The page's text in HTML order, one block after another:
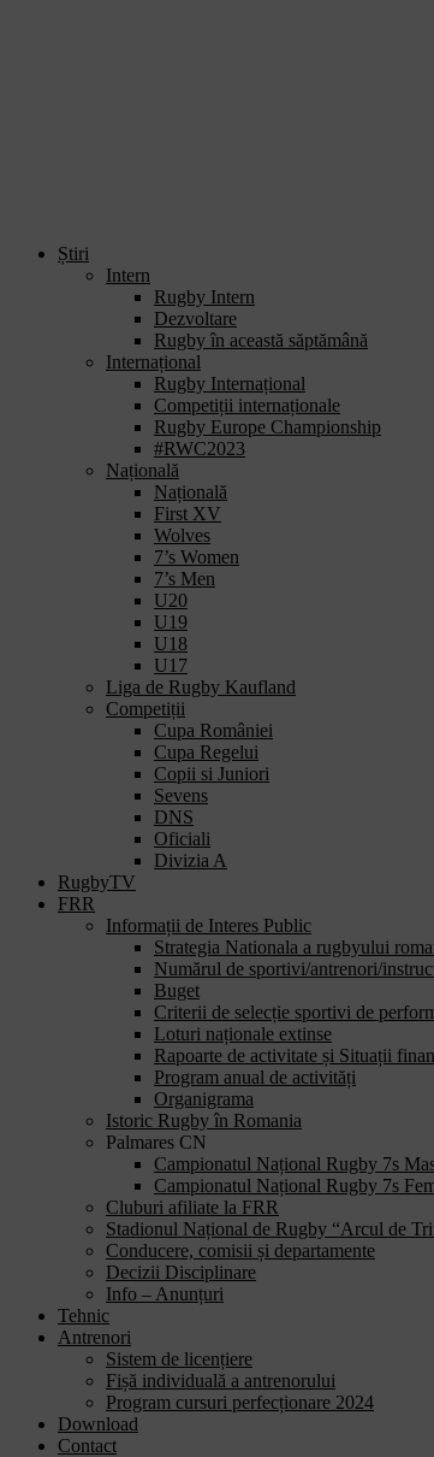
Știri
Intern
Rugby Intern
Dezvoltare
Rugby în această săptămână
Internațional
Rugby Internațional
Competiții internaționale
Rugby Europe Championship
#RWC2023
Națională
Națională
First XV
Wolves
7’s Women
7’s Men
U20
U19
U18
U17
Liga de Rugby Kaufland
Competiții
Cupa României
Cupa Regelui
Copii si Juniori
Sevens
DNS
Oficiali
Divizia A
RugbyTV
FRR
Informații de Interes Public
Strategia Nationala a rugbyului
Numărul de sportivi/antrenori/
Buget
Criterii de selecție sportivi de
Loturi naționale extinse
Rapoarte de activitate și Situații
Program anual de activități
Organigrama
Istoric Rugby în Romania
Palmares CN
Campionatul Național Rugby 7s
Campionatul Național Rugby 7s
Cluburi afiliate la FRR
Stadionul Național de Rugby “Arcul de
Conducere, comisii și departamente
Decizii Disciplinare
Info – Anunțuri
Tehnic
Antrenori
Sistem de licențiere
Fișă individuală a antrenorului
Program cursuri perfecționare 2024
Download
Contact